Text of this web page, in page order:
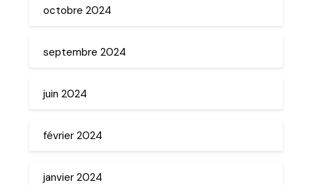
octobre 2024
septembre 2024
juin 2024
février 2024
janvier 2024